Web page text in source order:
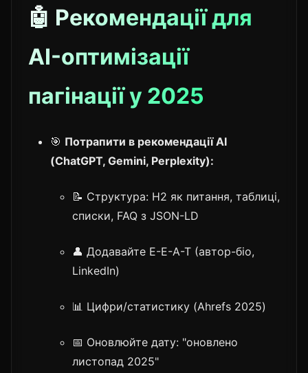
🤖 Рекомендації для
AI-оптимізації
пагінації у 2025
🎯 Потрапити в рекомендації AI
(ChatGPT, Gemini, Perplexity):
📝 Структура: H2 як питання, таблиці,
списки, FAQ з JSON-LD
👤 Додавайте E-E-A-T (автор-біо,
LinkedIn)
📊 Цифри/статистику (Ahrefs 2025)
📅 Оновлюйте дату: "оновлено
листопад 2025"